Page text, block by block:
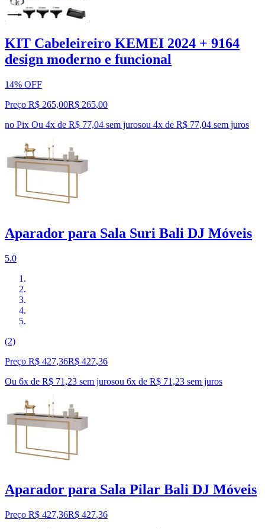
KIT Cabeleireiro KEMEI 2024 + 9164
design moderno e funcional
14% OFF
Preço R$ 265,00R$ 265,00
no Pix Ou 4x de R$ 77,04 sem jurosou 4x de R$ 77,04 sem juros
Aparador para Sala Suri Bali DJ Móveis
5.0
(2)
Preço R$ 427,36R$ 427,36
Ou 6x de R$ 71,23 sem jurosou 6x de R$ 71,23 sem juros
Aparador para Sala Pilar Bali DJ Móveis
Preço R$ 427,36R$ 427,36